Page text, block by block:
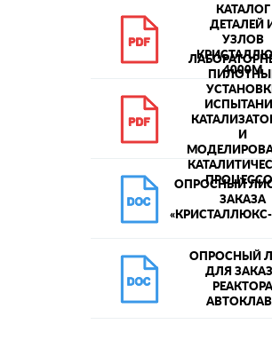
КАТАЛОГ
ДЕТАЛЕЙ
УЗЛОВ
4000М
И
ОПРОСНЫЙ
ЗАКАЗА
ОПРОСНЫЙ
ДЛЯ
РЕАКТОРА